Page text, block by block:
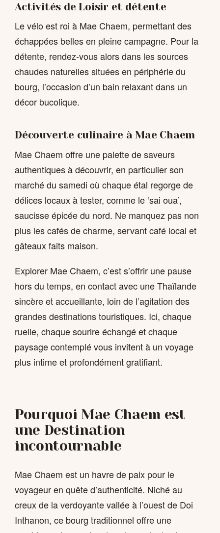
Activités de Loisir et détente
Le vélo est roi à Mae Chaem, permettant des
échappées belles en pleine campagne. Pour la
détente, rendez-vous alors dans les sources
chaudes naturelles situées en périphérie du
bourg, l’occasion d’un bain relaxant dans un
décor bucolique.
Découverte culinaire à Mae Chaem
Mae Chaem offre une palette de saveurs
authentiques à découvrir, en particulier son
marché du samedi où chaque étal regorge de
délices locaux à tester, comme le ‘sai oua’,
saucisse épicée du nord. Ne manquez pas non
plus les cafés de charme, servant café local et
gâteaux faits maison.
Explorer Mae Chaem, c’est s’offrir une pause
hors du temps, en contact avec une Thaïlande
sincère et accueillante, loin de l’agitation des
grandes destinations touristiques. Ici, chaque
ruelle, chaque sourire échangé et chaque
paysage contemplé vous invitent à un voyage
plus intime et profondément gratifiant.
Pourquoi Mae Chaem est
une Destination
incontournable
Mae Chaem est un havre de paix pour le
voyageur en quête d’authenticité. Niché au
creux de la verdoyante vallée à l’ouest de Doi
Inthanon, ce bourg traditionnel offre une